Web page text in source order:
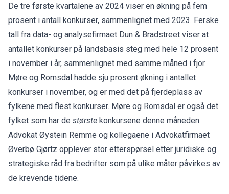
De tre første kvartalene av 2024 viser en økning på fem
prosent i antall konkurser, sammenlignet med 2023. Ferske
tall fra data- og analysefirmaet Dun & Bradstreet viser at
antallet konkurser på landsbasis steg med hele 12 prosent
i november i år, sammenlignet med samme måned i fjor.
Møre og Romsdal hadde sju prosent økning i antallet
konkurser i november, og er med det på fjerdeplass av
fylkene med flest konkurser. Møre og Romsdal er også det
fylket som har de største konkursene denne måneden.
Advokat Øystein Remme og kollegaene i Advokatfirmaet
Øverbø Gjørtz opplever stor etterspørsel etter juridiske og
strategiske råd fra bedrifter som på ulike måter påvirkes av
de krevende tidene.